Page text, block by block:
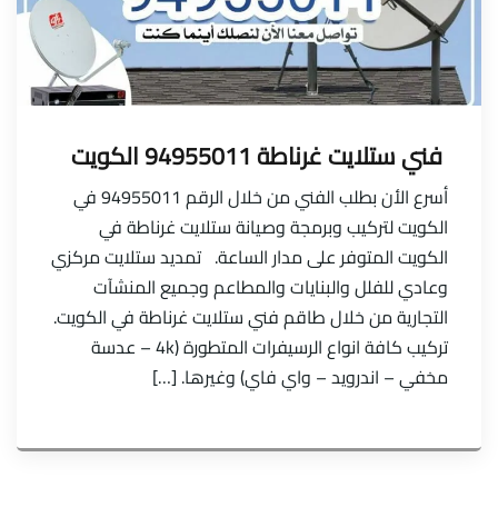
فني ستلايت غرناطة 94955011 الكويت
أسرع الأن بطلب الفني من خلال الرقم 94955011 في
الكويت لتركيب وبرمجة وصيانة ستلايت غرناطة في
الكويت المتوفر على مدار الساعة. تمديد ستلايت مركزي
وعادي للفلل والبنايات والمطاعم وجميع المنشآت
التجارية من خلال طاقم فني ستلايت غرناطة في الكويت.
تركيب كافة انواع الرسيفرات المتطورة (4k – عدسة
مخفي – اندرويد – واي فاي) وغيرها. […]